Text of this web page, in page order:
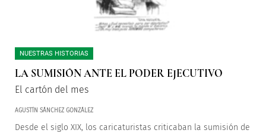
NUESTRAS HISTORIAS
LA SUMISIÓN ANTE EL PODER EJECUTIVO
El cartón del mes
AGUSTÍN SÁNCHEZ GONZÁLEZ
Desde el siglo XIX, los caricaturistas criticaban la sumisión de